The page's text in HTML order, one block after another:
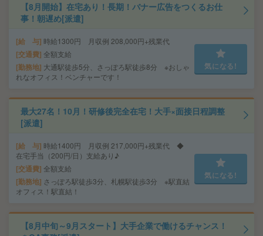
【8月開始】在宅あり！長期！バナー広告をつくるお仕
事！朝遅め[派遣]
給 与 時給1300円 月収例 208,000円+残業代
交通費 全額支給
勤務地 大通駅徒歩5分、さっぽろ駅徒歩8分 ※おしゃ
れなオフィス！ベンチャーです！
気になる!
最大27名！10月！研修後完全在宅！大手×面接日程調整
[派遣]
給 与 時給1400円 月収例 217,000円+残業代 ◆
在宅手当（200円/日）支給あり♪
交通費 全額支給
勤務地 さっぽろ駅徒歩3分、札幌駅徒歩3分 ※駅直結
オフィス！駅直結！
気になる!
【8月中旬～9月スタート】大手企業で働けるチャンス！